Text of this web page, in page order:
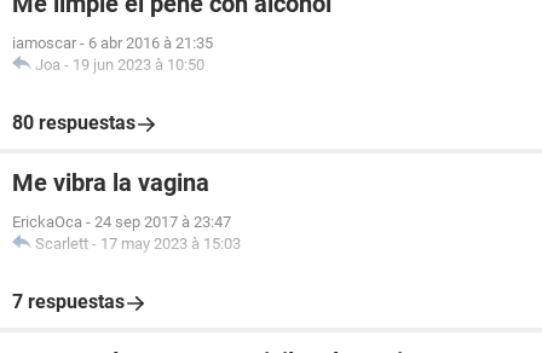
iamoscar - 6 abr 2016 à 21:35
Joa - 19 jun 2023 à 10:50
80 respuestas
Me vibra la vagina
ErickaOca - 24 sep 2017 à 23:47
Scarlett - 17 may 2023 à 15:03
7 respuestas